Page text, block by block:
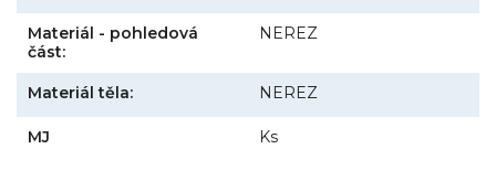
Materiál - pohledová
část:
NEREZ
Materiál těla: NEREZ
MJ Ks